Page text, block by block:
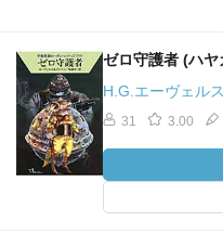
ゼロ守護者 (ハヤ
H.G.エーヴェル
31 3.00